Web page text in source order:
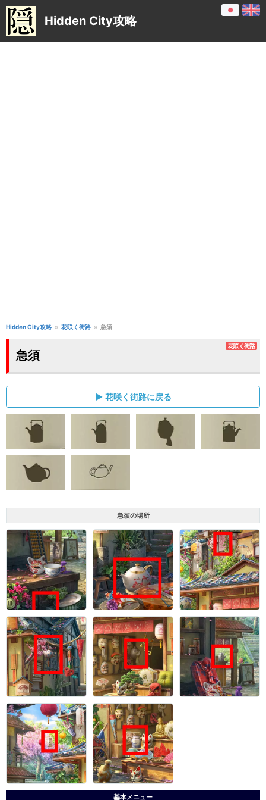
Hidden City攻略
Hidden City攻略 花咲く街路 急須
急須
花咲く街路
花咲く街路に戻る
急須の場所
基本メニュー